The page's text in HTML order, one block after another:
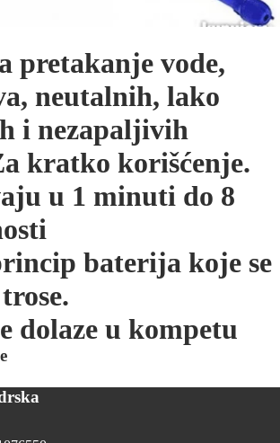
pretakanje vode,
neutalnih, lako
i nezapaljivih
kratko korišćenje.
u 1 minuti do 8
baterija koje se
dolaze u kompetu